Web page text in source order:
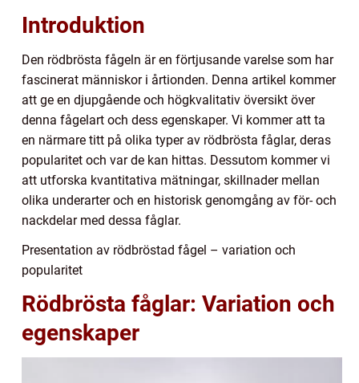
Introduktion
Den rödbrösta fågeln är en förtjusande varelse som har
fascinerat människor i årtionden. Denna artikel kommer
att ge en djupgående och högkvalitativ översikt över
denna fågelart och dess egenskaper. Vi kommer att ta
en närmare titt på olika typer av rödbrösta fåglar, deras
popularitet och var de kan hittas. Dessutom kommer vi
att utforska kvantitativa mätningar, skillnader mellan
olika underarter och en historisk genomgång av för- och
nackdelar med dessa fåglar.
Presentation av rödbröstad fågel – variation och
popularitet
Rödbrösta fåglar: Variation och
egenskaper